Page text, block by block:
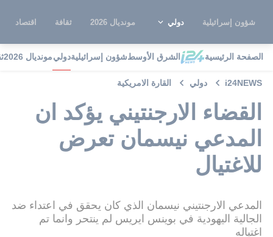
شؤون إسرائيلية دولي مونديال 2026 ثقافة اقتصاد
الصفحة الرئيسية الشرق الأوسطشؤون إسرائيليةدوليمونديال 2026
i24NEWS دولي القارة الامريكية
القضاء الارجنتيني يؤكد ان
المدعي نيسمان تعرض
للاغتيال
المدعي الارجنتيني نيسمان الذي كان يحقق في اعتداء ضد
الجالية اليهودية في بوينس ايريس لم ينتحر وانما تم
اغتياله